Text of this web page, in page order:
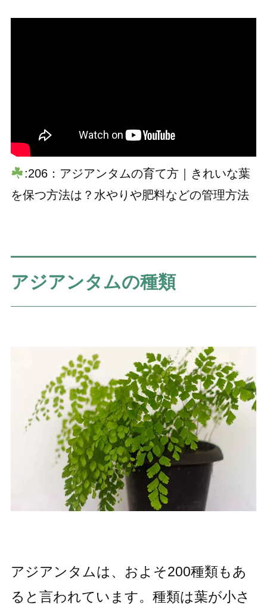
:206：アジアンタムの育て方｜きれいな葉
を保つ方法は？水やりや肥料などの管理方法
アジアンタムの種類
アジアンタムは、およそ200種類もあ
ると言われています。種類は葉が小さ